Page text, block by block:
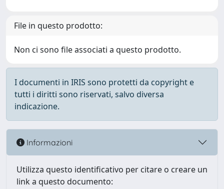
File in questo prodotto:
Non ci sono file associati a questo prodotto.
I documenti in IRIS sono protetti da copyright e
tutti i diritti sono riservati, salvo diversa
indicazione.
Informazioni
Utilizza questo identificativo per citare o creare un
link a questo documento: